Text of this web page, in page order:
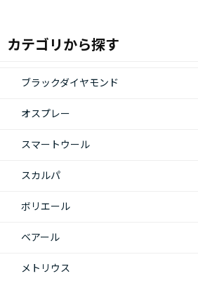
カテゴリから探す
ブラックダイヤモンド
オスプレー
スマートウール
スカルパ
ボリエール
ベアール
メトリウス